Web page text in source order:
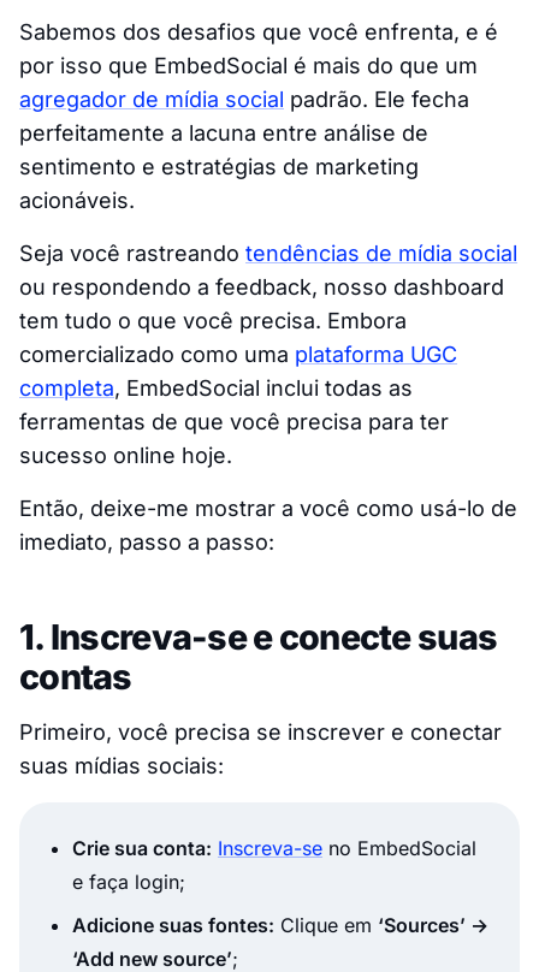
Sabemos dos desafios que você enfrenta, e é
por isso que EmbedSocial é mais do que um
agregador de mídia social padrão. Ele fecha
perfeitamente a lacuna entre análise de
sentimento e estratégias de marketing
acionáveis.
Seja você rastreando tendências de mídia social
ou respondendo a feedback, nosso dashboard
tem tudo o que você precisa. Embora
comercializado como uma plataforma UGC
completa, EmbedSocial inclui todas as
ferramentas de que você precisa para ter
sucesso online hoje.
Então, deixe-me mostrar a você como usá-lo de
imediato, passo a passo:
1. Inscreva-se e conecte suas
contas
Primeiro, você precisa se inscrever e conectar
suas mídias sociais:
Crie sua conta: Inscreva-se no EmbedSocial
e faça login;
Adicione suas fontes: Clique em ‘Sources’ →
‘Add new source’;